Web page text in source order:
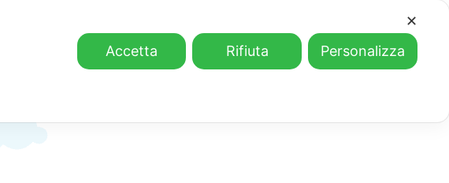
✕
Accetta Rifiuta Personalizza